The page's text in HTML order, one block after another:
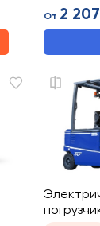
От 2